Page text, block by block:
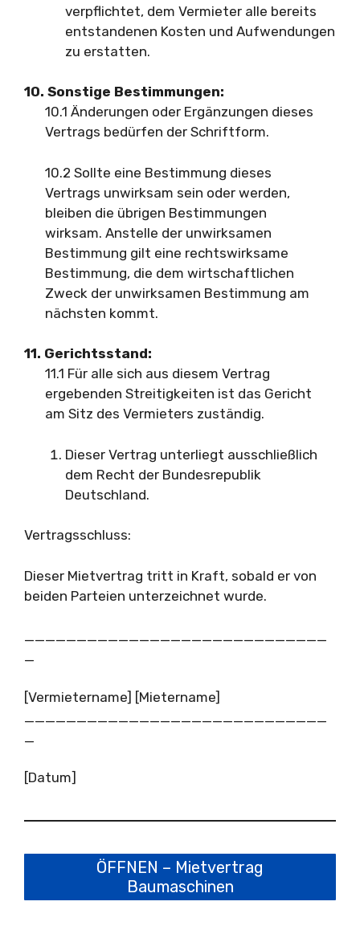
verpflichtet, dem Vermieter alle bereits
entstandenen Kosten und Aufwendungen
zu erstatten.
10. Sonstige Bestimmungen:
10.1 Änderungen oder Ergänzungen dieses
Vertrags bedürfen der Schriftform.
10.2 Sollte eine Bestimmung dieses
Vertrags unwirksam sein oder werden,
bleiben die übrigen Bestimmungen
wirksam. Anstelle der unwirksamen
Bestimmung gilt eine rechtswirksame
Bestimmung, die dem wirtschaftlichen
Zweck der unwirksamen Bestimmung am
nächsten kommt.
11. Gerichtsstand:
11.1 Für alle sich aus diesem Vertrag
ergebenden Streitigkeiten ist das Gericht
am Sitz des Vermieters zuständig.
Dieser Vertrag unterliegt ausschließlich
dem Recht der Bundesrepublik
Deutschland.
Vertragsschluss:
Dieser Mietvertrag tritt in Kraft, sobald er von
beiden Parteien unterzeichnet wurde.
_____________________________
_
[Vermietername] [Mietername]
[Datum]
ÖFFNEN – Mietvertrag
Baumaschinen